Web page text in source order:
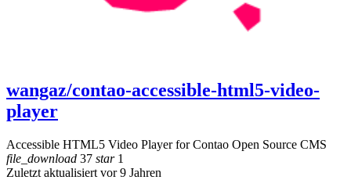
wangaz/contao-accessible-html5-video-
player
Accessible HTML5 Video Player for Contao Open Source CMS
file_download 37 star1
Zuletzt aktualisiert vor 9 Jahren